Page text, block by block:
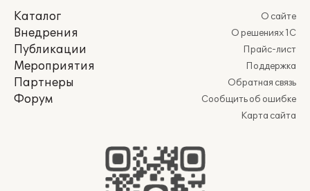
Каталог
Внедрения
Публикации
Мероприятия
Партнеры
Форум
О сайте
О решениях 1С
Прайс-лист
Поддержка
Обратная связь
Сообщить об ошибке
Карта сайта